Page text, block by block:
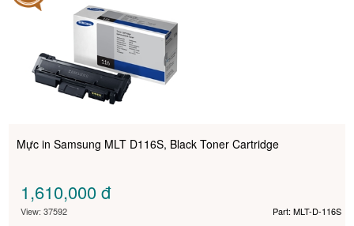
Mực in Samsung MLT D116S, Black Toner Cartridge
1,610,000đ
View: 37592 Part: MLT-D-116S